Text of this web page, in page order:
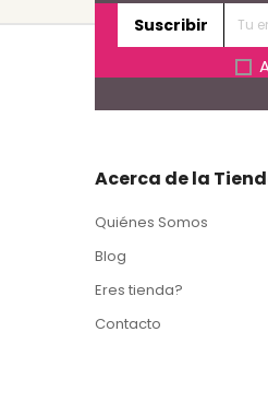
Suscribir
Acerca de la
Quiénes Somos
Blog
Eres tienda?
Contacto